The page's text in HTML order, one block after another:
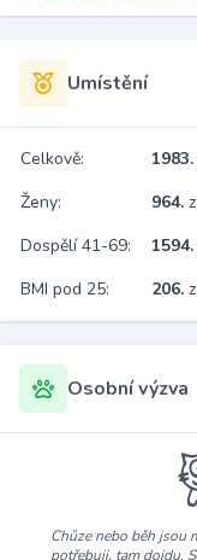
Umístění
Celkově: 1983.
Ženy:
964.
Dospělí 41-69:
1594.
BMI pod 25:
206.
Osobní výzva
Chůze nebo běh jsou
potřebuji, tam dojdu.